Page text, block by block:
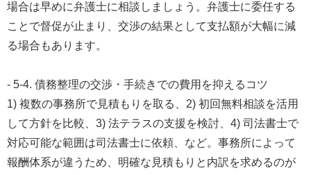
場合は早めに弁護士に相談しましょう。弁護士に委任する
ことで督促が止まり、交渉の結果として支払額が大幅に減
る場合もあります。
- 5-4. 債務整理の交渉・手続きでの費用を抑えるコツ
1) 複数の事務所で見積もりを取る、2) 初回無料相談を活用
して方針を比較、3) 法テラスの支援を検討、4) 司法書士で
対応可能な範囲は司法書士に依頼、など。事務所によって
報酬体系が違うため、明確な見積もりと内訳を求めるのが